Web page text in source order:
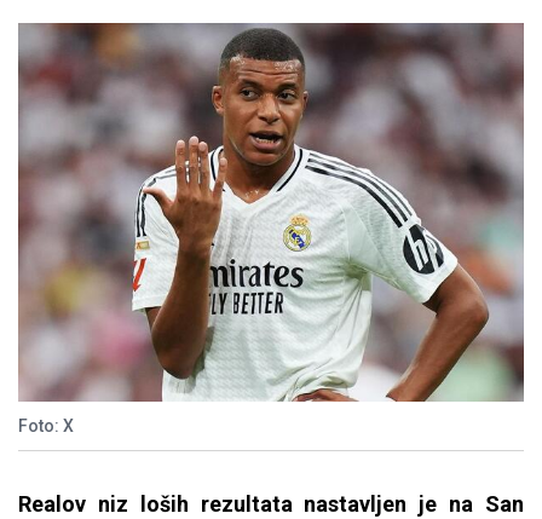
Foto: X
Realov niz loših rezultata nastavljen je na San